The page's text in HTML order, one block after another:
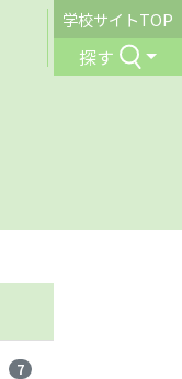
学校サイトTOP
探す
7